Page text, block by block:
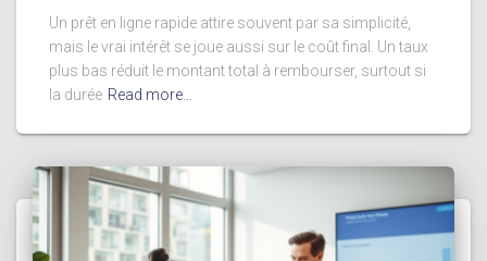
Un prêt en ligne rapide attire souvent par sa simplicité,
mais le vrai intérêt se joue aussi sur le coût final. Un taux
plus bas réduit le montant total à rembourser, surtout si
la durée Read more…